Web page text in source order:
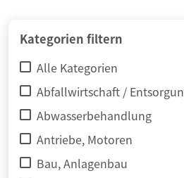
Kategorien filtern
Alle Kategorien
Abfallwirtschaft /
Abwasserbehandlung
Antriebe, Motoren
Bau, Anlagenbau